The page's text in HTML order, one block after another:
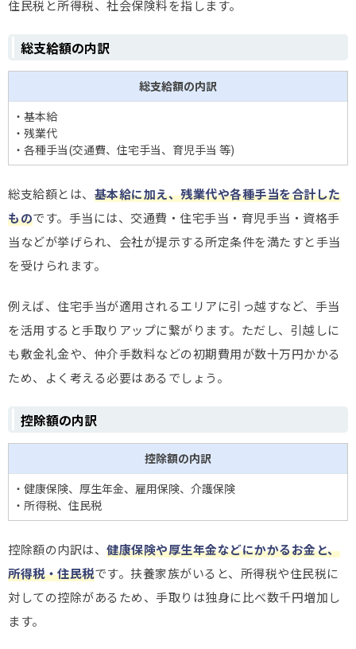
住民税と所得税、社会保険料を指します。
総支給額の内訳
総支給額の内訳
・基本給
・残業代
・各種手当(交通費、住宅手当、育児手当 等)
総支給額とは、 基本給に加え、残業代や各種手当を合計した
ものです。手当には、交通費・住宅手当・育児手当・資格手
当などが挙げられ、会社が提示する所定条件を満たすと手当
を受けられます。
例えば、住宅手当が適用されるエリアに引っ越すなど、手当
を活用すると手取りアップに繋がります。ただし、引越しに
も敷金礼金や、仲介手数料などの初期費用が数十万円かかる
ため、よく考える必要はあるでしょう。
控除額の内訳
控除額の内訳
・健康保険、厚生年金、雇用保険、介護保険
・所得税、住民税
控除額の内訳は、 健康保険や厚生年金などにかかるお金と、
所得税・住民税です。扶養家族がいると、所得税や住民税に
対しての控除があるため、手取りは独身に比べ数千円増加し
ます。